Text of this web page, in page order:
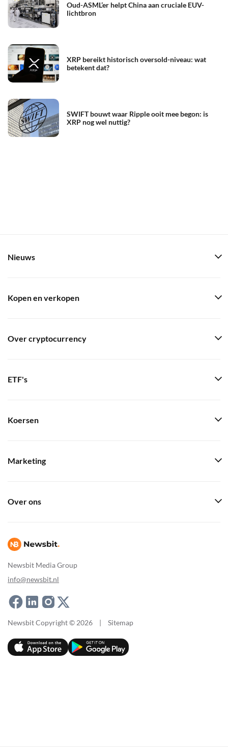
Oud-ASML’er helpt China aan cruciale EUV-
lichtbron
XRP bereikt historisch oversold-niveau: wat
betekent dat?
SWIFT bouwt waar Ripple ooit mee begon: is
XRP nog wel nuttig?
Newsbit Media Group
info@newsbit.nl
Nieuws
Kopen en verkopen
Over cryptocurrency
ETF's
Koersen
Marketing
Over ons
Newsbit Copyright © 2026 | Sitemap